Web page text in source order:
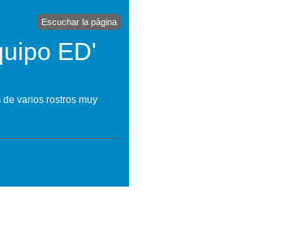
Escuchar la página
ED'
varios rostros muy